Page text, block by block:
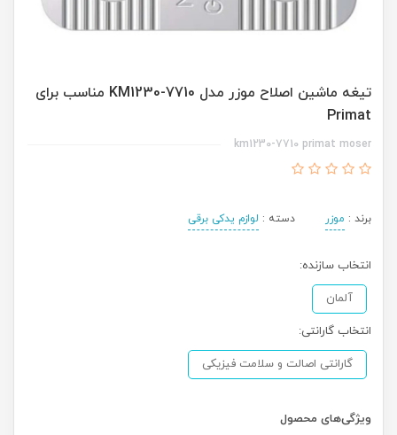
تیغه ماشین اصلاح موزر مدل KM1230-7710 مناسب برای
Primat
km1230-7710 primat moser
برند : موزر دسته : لوازم یدکی برقی
انتخاب سازنده:
آلمان
انتخاب گارانتی:
گارانتی اصالت و سلامت فیزیکی
ویژگی‌های محصول